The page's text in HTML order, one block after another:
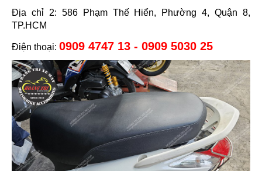
Địa chỉ 2: 586 Phạm Thế Hiển, Phường 4, Quận 8,
TP.HCM
Điện thoại: 0909 4747 13 - 0909 5030 25